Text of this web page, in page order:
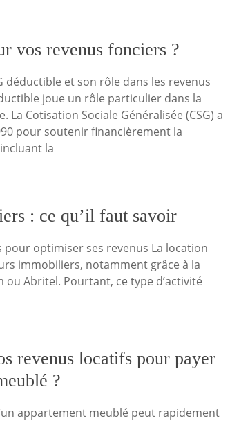
vos revenus fonciers ?
déductible et son rôle dans les revenus
joue un rôle particulier dans la
La Cotisation Sociale Généralisée (CSG) a
pour soutenir financièrement la
la
: ce qu’il faut savoir
optimiser ses revenus La location
immobiliers, notamment grâce à la
Abritel. Pourtant, ce type d’activité
revenus locatifs pour payer
?
appartement meublé peut rapidement